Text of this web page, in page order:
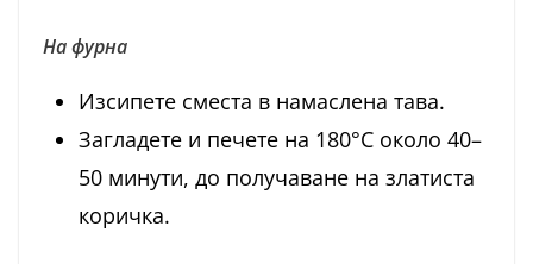
На фурна
Изсипете сместа в намаслена тава.
Загладете и печете на 180°C около 40–
50 минути, до получаване на златиста
коричка.